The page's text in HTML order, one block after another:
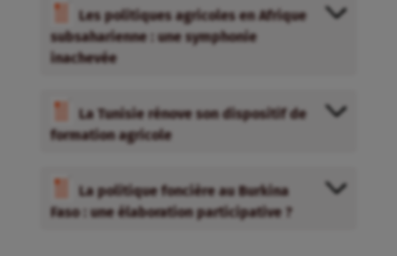
Les politiques agricoles en Afrique
subsaharienne : une symphonie
inachevée
La Tunisie rénove son dispositif de
formation agricole
La politique foncière au Burkina
Faso : une élaboration participative ?